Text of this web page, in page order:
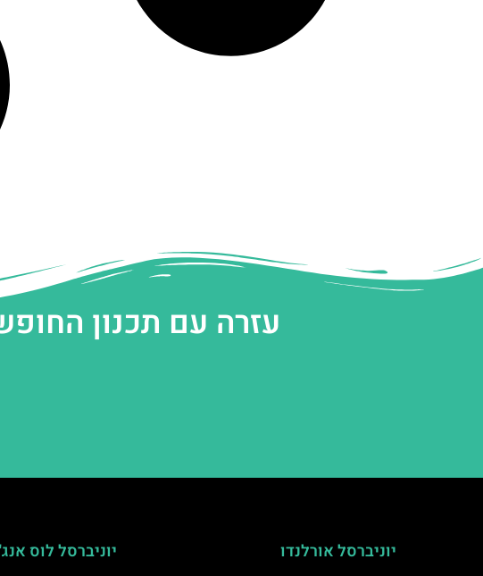
עזרה עם תכנון
יוניברסל אורלנדו
יוניברסל לוס